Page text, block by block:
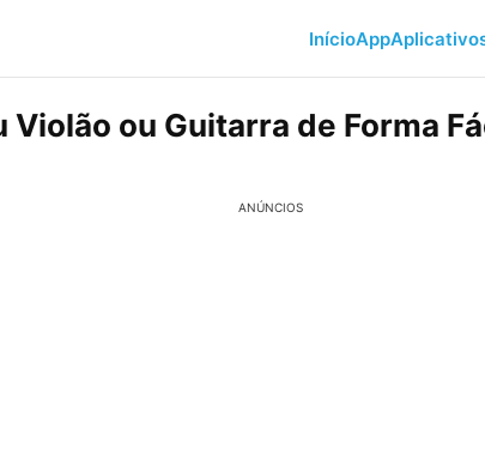
InícioApp
Violão ou Guitarra de Forma
ANÚNCIOS